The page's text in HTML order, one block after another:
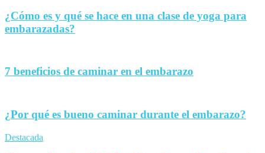
¿Cómo es y qué se hace en una clase de yoga para
embarazadas?
7 beneficios de caminar en el embarazo
¿Por qué es bueno caminar durante el embarazo?
Destacada